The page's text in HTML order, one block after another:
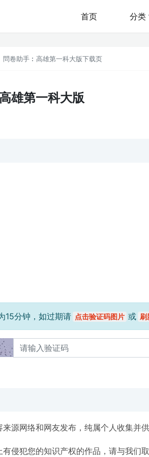
首页 分类
問卷助手︰高雄第一科大版下载页
雄第一科大版
15分钟，如过期请 点击验证码图片 或 刷
源网络和网友发布，纯属个人收集并
侵犯您的知识产权的作品，请与我们